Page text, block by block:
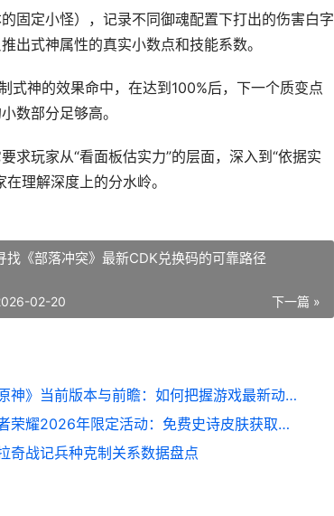
固定小怪），记录不同御魂配置下打出的伤害白字
出式神属性的真实小数点和技能系数。
式神的效果命中，在达到100%后，下一个质变点
数部分足够高。
求玩家从“看面板估实力”的层面，深入到“依据实
理解深度上的分水岭。
找《部落冲突》最新CDK兑换码的可靠路径
下一篇 »
02-20
《原神》当前版本与前瞻：如何把握游戏最新动态
王者荣耀2026年限定活动：免费史诗皮肤获取全解析
奇战记兵种克制关系数据盘点